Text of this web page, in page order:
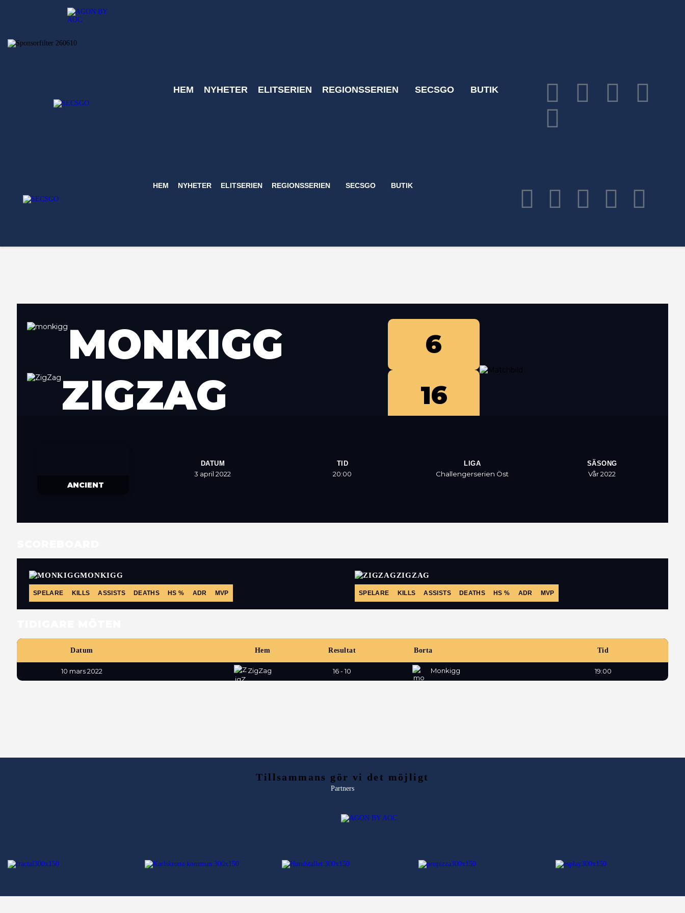
HEM NYHETER ELITSERIEN REGIONSSERIEN SECSGO BUTIK
HEM NYHETER ELITSERIEN REGIONSSERIEN SECSGO BUTIK
Butik
SECSGO
MONKIGG 6
ZIGZAG 16
ANCIENT
DATUM
3 april 2022
TID
20:00
LIGA
Challengerserien Öst
SÄSONG
Vår 2022
MONKIGG
SPELARE KILLS ASSISTS DEATHS HS % ADR MVP
ZIGZAG
SPELARE KILLS ASSISTS DEATHS HS % ADR MVP
Datum Hem Resultat Borta Tid
10 mars 2022 ZigZag 16 - 10 Monkigg 19:00
Tillsammans gör vi det möjligt
Partners